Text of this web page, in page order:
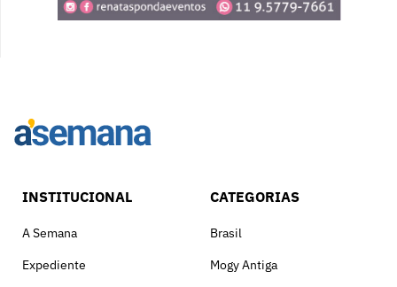
INSTITUCIONAL
A Semana
Expediente
CATEGORIAS
Brasil
Mogy Antiga